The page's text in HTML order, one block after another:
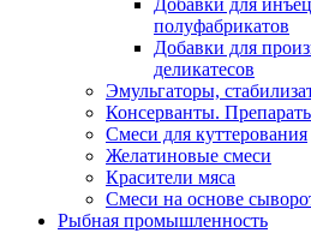
Добавки для
полуфабрикатов
Добавки для
деликатесов
Эмульгаторы,
Консерванты.
Смеси для куттерования
Желатиновые смеси
Красители мяса
Смеси на основе
Рыбная промышленность